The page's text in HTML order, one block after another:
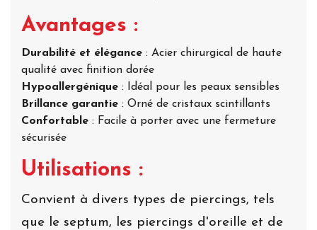
Avantages :
Durabilité et élégance : Acier chirurgical de haute
qualité avec finition dorée
Hypoallergénique : Idéal pour les peaux sensibles
Brillance garantie : Orné de cristaux scintillants
Confortable : Facile à porter avec une fermeture
sécurisée
Utilisations :
Convient à divers types de piercings, tels
que le septum, les piercings d'oreille et de